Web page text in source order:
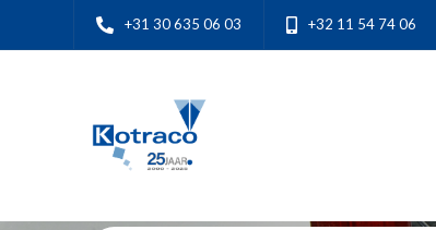
+31 30 635 06 03 +32 11 54 74 06